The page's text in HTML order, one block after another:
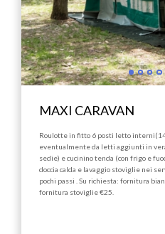
MAXI CARAVAN
Roulotte in fitto 6 posti letto
eventualmente da letti aggiunti in
sedie) e cucinino tenda (con frigo e
doccia calda e lavaggio stoviglie nei
pochi passi . Su richiesta: fornitura
fornitura stoviglie €25.